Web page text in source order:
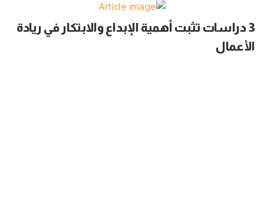
3 دراسات تثبت أهمية الإبداع والابتكار في ريادة
الأعمال